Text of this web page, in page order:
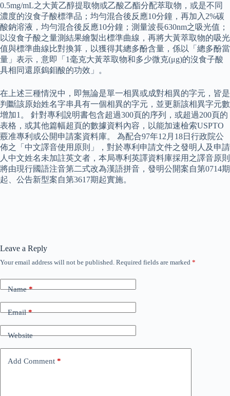
0.5mg/mL之大黃乙醇提取物或乙酸乙酯分配萃取物，或是不同
濃度的沒食子酸標準品；均勻混合後反應10分鐘，再加入2%碳
酸鈉溶液，均勻混合後反應10分鐘；測量波長630nm之吸光值；
以沒食子酸之量測結果繪製出標準曲線，再將大黃萃取物的吸光
值與標準曲線比對換算，以獲得其總多酚含量，係以「總多酚當
量」表示，意即「1毫克大黃萃取物和多少微克(μg)的沒食子酸
具相同還原鎢鉬酸的功效」。
在上述三種情況中，即無論是單一相異或成對相異的字元，皆是
判斷該原始姓名字串具有一個相異的字元，並更新該相異字元數
增加1。 針對專利說明書包含超過300頁的序列，或超過200頁的
表格，或其他篇幅超頁的數據資料內容，以能加速檢索USPTO
覈准專利或公開申請案資料庫。 為配合97年12月18日行政院公
佈之「中文譯音使用原則」，對於專利申請文件之發明人及申請
人中文姓名未加註英文者，本局專利英譯資料庫採用之譯音原則
將由現行國語注音第二式改為漢語拼音，發明公開案自第0714期
起、公告新型案自第3617期起實施。
Leave a Reply
Your email address will not be published. Required fields are marked *
Name*
Email*
Website
Add Comment *